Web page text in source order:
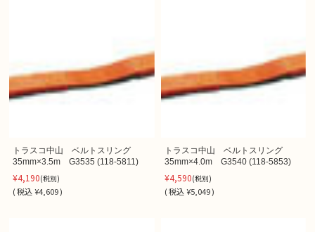
トラスコ中山 ベルトスリング
35mm×3.5m G3535 (118-5811)
¥4,190(税別)
(税込¥4,609 )
トラスコ中山 ベルトスリング
35mm×4.0m G3540 (118-5853)
¥4,590(税別)
(税込 ¥5,049 )